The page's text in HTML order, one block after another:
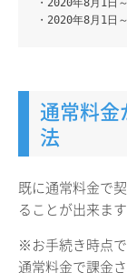
・2020年8月1日
通常料金
法
既に通常料金で
ることが出来ます
※お手続き時点
通常料金で課金